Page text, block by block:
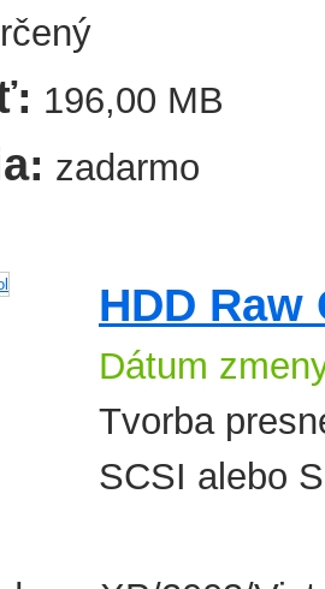
196,00 MB
zadarmo
HDD Raw
Dátum
Tvorba
SCSI alebo